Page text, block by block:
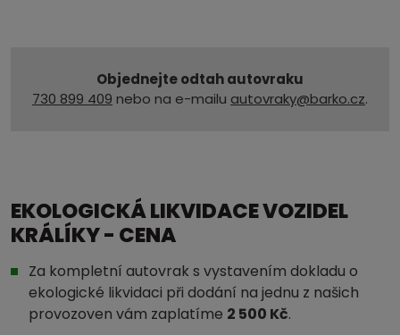
Objednejte odtah autovraku
730 899 409 nebo na e-mailu autovraky@barko.cz.
EKOLOGICKÁ LIKVIDACE VOZIDEL
KRÁLÍKY - CENA
Za kompletní autovrak s vystavením dokladu o
ekologické likvidaci při dodání na jednu z našich
provozoven vám zaplatíme 2 500 Kč.